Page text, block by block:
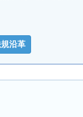
沿革